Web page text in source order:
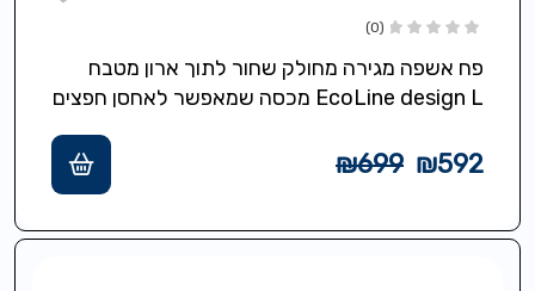
(0)
פח אשפה מגירה מחולק שחור לתוך ארון מטבח
EcoLine design L מכסה שמאפשר לאחסן חפצים
₪699 ₪592